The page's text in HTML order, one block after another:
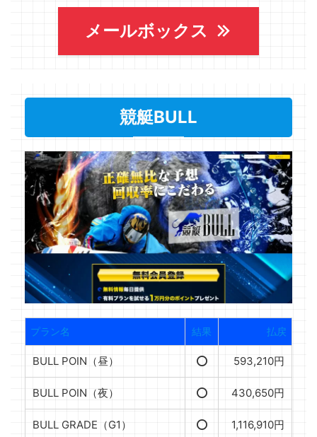
メールボックス
競艇BULL
プラン名 結果 払戻
BULL POIN（昼） ⭕️ 593,210円
BULL POIN（夜） ⭕️ 430,650円
BULL GRADE（G1） ⭕️ 1,116,910円